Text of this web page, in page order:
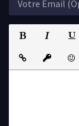
Insert Link
Insert